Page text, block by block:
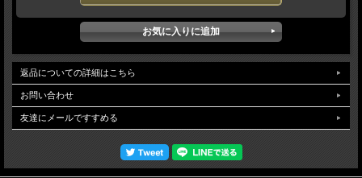
返品についての詳細はこちら
お問い合わせ
友達にメールですすめる